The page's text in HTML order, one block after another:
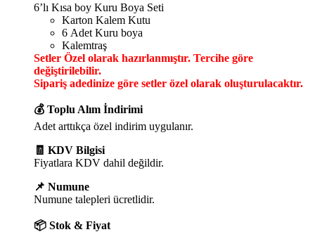
6’lı Kısa boy Kuru Boya Seti
Karton Kalem Kutu
6 Adet Kuru boya
Kalemtraş
Setler Özel olarak hazırlanmıştır. Tercihe göre
değiştirilebilir.
Sipariş adedinize göre setler özel olarak oluşturulacaktır.
💰 Toplu Alım İndirimi
Adet arttıkça özel indirim uygulanır.
🧾 KDV Bilgisi
Fiyatlara KDV dahil değildir.
📌 Numune
Numune talepleri ücretlidir.
📦 Stok & Fiyat